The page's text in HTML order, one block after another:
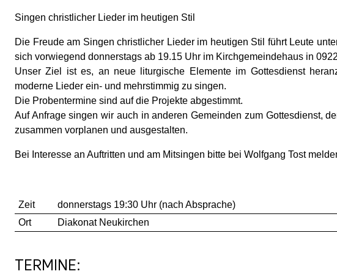
Singen christlicher Lieder im heutigen Stil
Die Freude am Singen christlicher Lieder im heutigen Stil führt Leute
sich vorwiegend donnerstags ab 19.15 Uhr im Kirchgemeindehaus in
Unser Ziel ist es, an neue liturgische Elemente im Gottesdienst
moderne Lieder ein- und mehrstimmig zu singen.
Die Probentermine sind auf die Projekte abgestimmt.
Auf Anfrage singen wir auch in anderen Gemeinden zum Gottesdienst,
zusammen vorplanen und ausgestalten.
Bei Interesse an Auftritten und am Mitsingen bitte bei Wolfgang Tost
Zeit
donnerstags 19:30 Uhr (nach Absprache)
Ort
Diakonat Neukirchen
TERMINE: